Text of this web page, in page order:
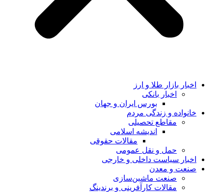
اخبار بازار طلا و ارز
اخبار بانکی
بورس ایران و جهان
خانواده و زندگی مردم
مقاطع تحصیلی
اندیشه اسلامی
مقالات حقوقی
حمل و نقل عمومی
اخبار سیاست داخلی و خارجی
صنعت و معدن
صنعت ماشین‌سازی
مقالات کارآفرینی و برندینگ